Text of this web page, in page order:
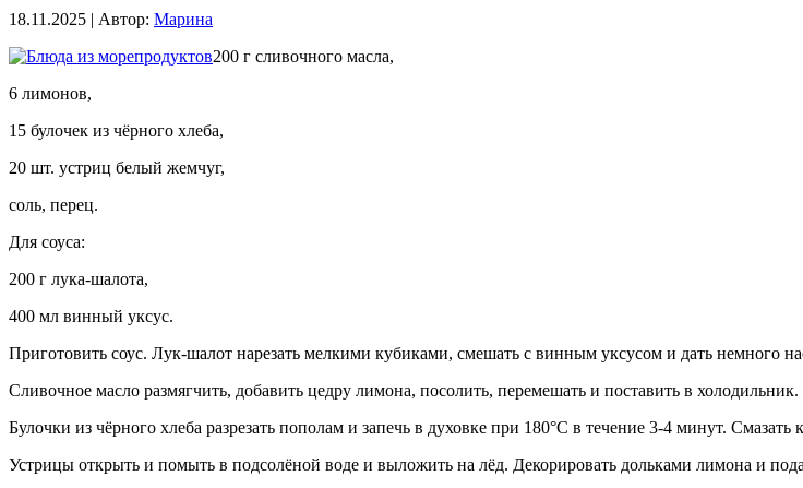
18.11.2025 | Автор: Марина
200 г сливочного масла,
6 лимонов,
15 булочек из чёрного хлеба,
20 шт. устриц белый жемчуг,
соль, перец.
Для соуса:
200 г лука-шалота,
400 мл винный уксус.
Приготовить соус. Лук-шалот нарезать мелкими кубиками, смешать с винным уксусом и дать немного
Сливочное масло размягчить, добавить цедру лимона, посолить, перемешать и поставить в холодильник.
Булочки из чёрного хлеба разрезать пополам и запечь в духовке при 180°С в течение 3-4 минут.
Устрицы открыть и помыть в подсолёной воде и выложить на лёд. Декорировать дольками лимона и